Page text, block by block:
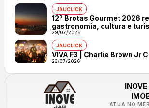
JAUCLICK
12º Brotas Gourmet 2026
gastronomia, cultura e
29/07/2026
JAUCLICK
VIVA F3 | Charlie Brown Jr
23/07/2026
ATUA NO